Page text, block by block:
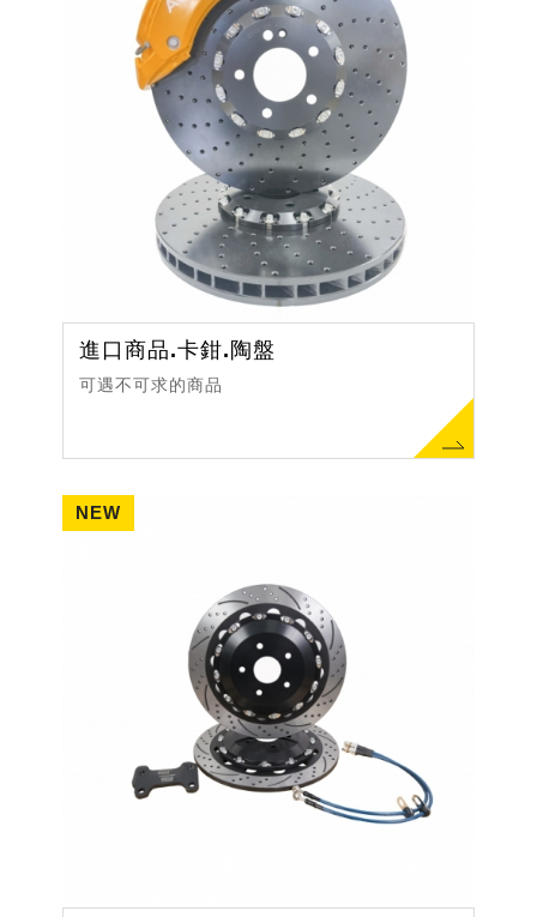
進口商品.卡鉗.陶盤
可遇不可求的商品